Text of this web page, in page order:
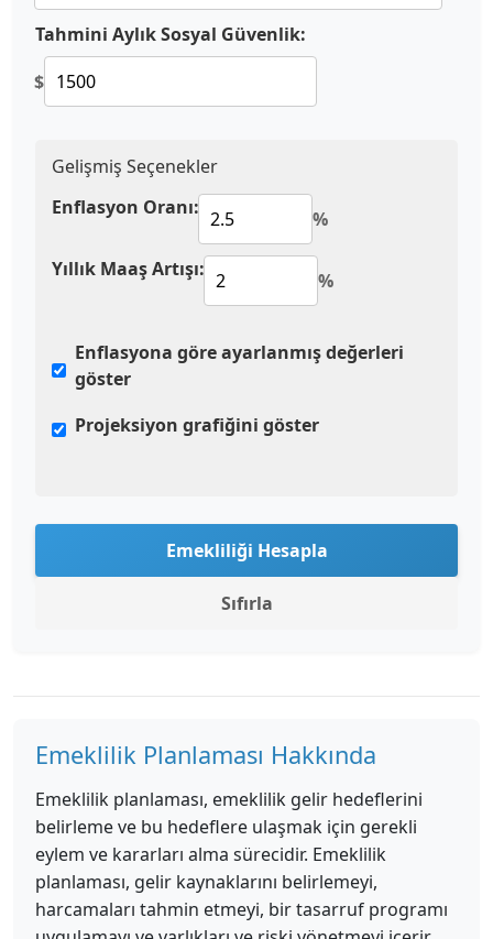
Tahmini Aylık Sosyal Güvenlik:
$
Gelişmiş Seçenekler
Enflasyon Oranı:
%
Yıllık Maaş Artışı: %
Enflasyona göre ayarlanmış değerleri
göster
Projeksiyon grafiğini göster
Emekliliği Hesapla
Sıfırla
Emeklilik Planlaması Hakkında
Emeklilik planlaması, emeklilik gelir hedeflerini
belirleme ve bu hedeflere ulaşmak için gerekli
eylem ve kararları alma sürecidir. Emeklilik
planlaması, gelir kaynaklarını belirlemeyi,
harcamaları tahmin etmeyi, bir tasarruf programı